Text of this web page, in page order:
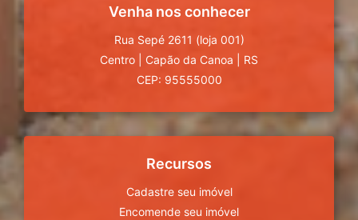
Venha nos conhecer
Rua Sepé 2611 (loja 001)
Centro
Capão da Canoa
RS
CEP: 95555000
Recursos
Cadastre seu imóvel
Encomende seu imóvel